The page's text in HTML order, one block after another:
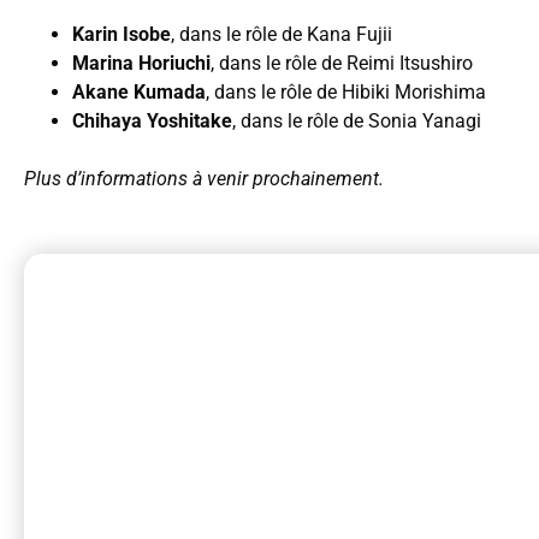
Karin Isobe, dans le rôle de Kana Fujii
Marina Horiuchi, dans le rôle de Reimi Itsushiro
Akane Kumada, dans le rôle de Hibiki Morishima
Chihaya Yoshitake, dans le rôle de Sonia Yanagi
Plus d’informations à venir prochainement.